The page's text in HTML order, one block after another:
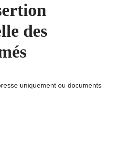
des
uniquement ou documents